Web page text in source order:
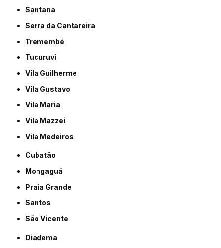
Santana
Serra da Cantareira
Tremembé
Tucuruvi
Vila Guilherme
Vila Gustavo
Vila Maria
Vila Mazzei
Vila Medeiros
Cubatão
Mongaguá
Praia Grande
Santos
São Vicente
Diadema